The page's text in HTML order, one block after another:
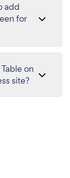
add
for
on
site?